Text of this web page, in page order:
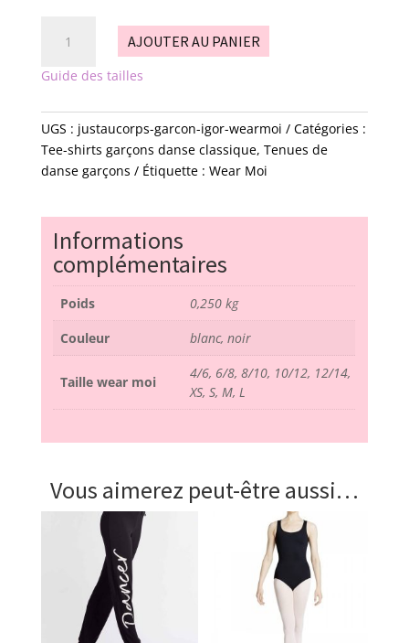
justaucorps
garçon
-
Igor
-
moi
AJOUTER AU PANIER
Guide des tailles
UGS : justaucorps-garcon-igor-wearmoi
Catégories :
Tee-shirts garçons danse classique, Tenues de
danse garçons
Étiquette : Wear Moi
Informations
complémentaires
Poids
0,250 kg
Couleur
blanc, noir
Taille wear moi
4/6, 6/8, 8/10, 10/12, 12/14,
XS, S, M, L
Vous aimerez peut-être aussi…